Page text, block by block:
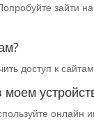
зайти
доступ к
моем
онлайн